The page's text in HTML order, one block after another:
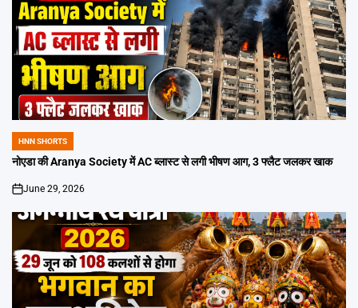
POSTED
IN
HNN SHORTS
नोएडा की Aranya Society में AC ब्लास्ट से लगी भीषण आग, 3 फ्लैट जलकर खाक
on
June 29, 2026